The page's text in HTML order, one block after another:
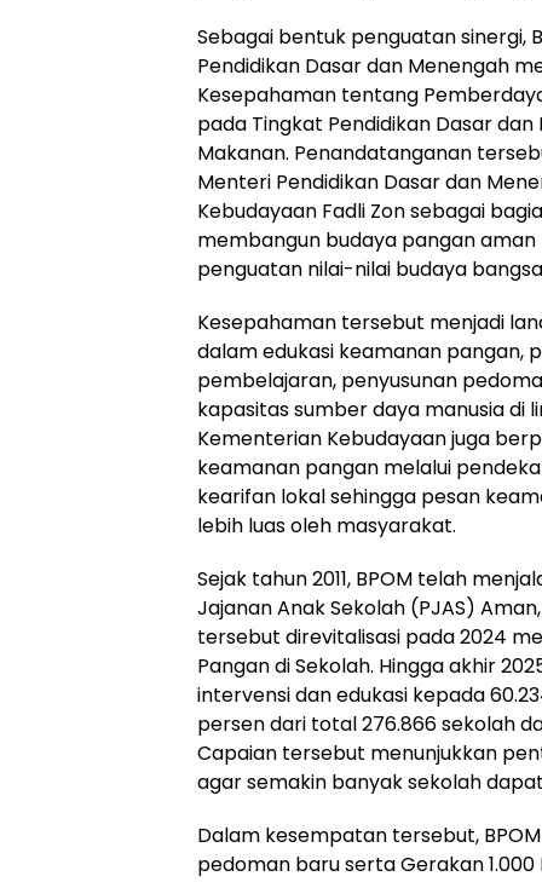
Sebagai bentuk penguatan sinergi,
Pendidikan Dasar dan Menengah
Kesepahaman tentang
pada Tingkat Pendidikan Dasar
Makanan. Penandatanganan
Menteri Pendidikan Dasar dan
Kebudayaan Fadli Zon sebagai
membangun budaya pangan
penguatan nilai-nilai budaya
Kesepahaman tersebut menjadi
dalam edukasi keamanan pangan,
pembelajaran, penyusunan
kapasitas sumber daya manusia di
Kementerian Kebudayaan juga
keamanan pangan melalui
kearifan lokal sehingga pesan
lebih luas oleh masyarakat.
Sejak tahun 2011, BPOM telah
Jajanan Anak Sekolah (PJAS)
tersebut direvitalisasi pada 2024
Pangan di Sekolah. Hingga akhir
intervensi dan edukasi kepada
persen dari total 276.866 sekolah
Capaian tersebut menunjukkan
agar semakin banyak sekolah
Dalam kesempatan tersebut,
pedoman baru serta Gerakan